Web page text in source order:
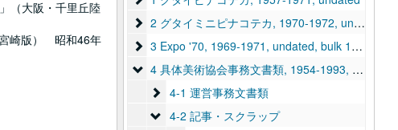
（大阪・千里丘陸
崎版） 昭和46年
2 グタイミニピナコテカ
2 グタイミニピナコテカ, 1970-1972, undated
3 Expo '70
3 Expo '70, 1969-1971, undated, bulk 1970
4 具体美術協会事務文書類
4 具体美術協会事務文書類, 1954-1993, undated
4-1 運営事務文書類
4-1 運営事務文書類
4-2 記事・スクラップ
4-2 記事・スクラップ